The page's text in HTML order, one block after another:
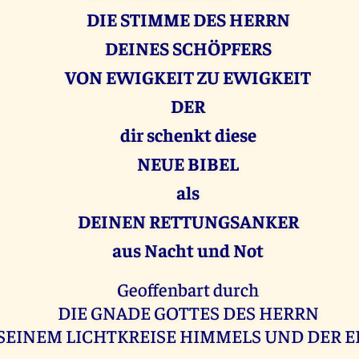
DIE STIMME DES HERRN
DEINES SCHÖPFERS
VON EWIGKEIT ZU EWIGKEIT
DER
dir schenkt diese
NEUE BIBEL
als
DEINEN RETTUNGSANKER
aus Nacht und Not
Geoffenbart durch
DIE GNADE GOTTES DES HERRN
LICHTKREISE HIMMELS UND DER